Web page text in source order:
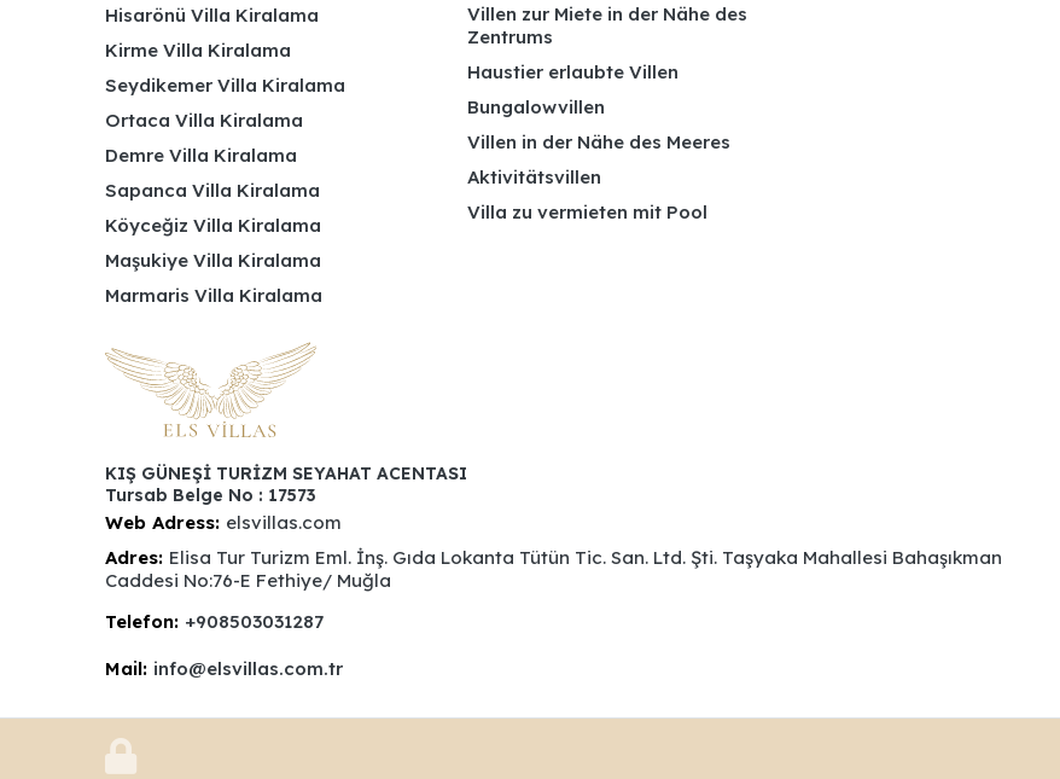
Hisarönü Villa Kiralama
Kirme Villa Kiralama
Seydikemer Villa Kiralama
Ortaca Villa Kiralama
Demre Villa Kiralama
Sapanca Villa Kiralama
Köyceğiz Villa Kiralama
Maşukiye Villa Kiralama
Marmaris Villa Kiralama
Villen zur Miete in der Nähe des
Zentrums
Haustier erlaubte Villen
Bungalowvillen
Villen in der Nähe des Meeres
Aktivitätsvillen
Villa zu vermieten mit Pool
KIŞ GÜNEŞİ TURİZM SEYAHAT ACENTASI
Tursab Belge No : 17573
Web Adress: elsvillas.com
Adres: Elisa Tur Turizm Eml. İnş. Gıda Lokanta Tütün Tic. San. Ltd. Şti. Taşyaka Mahallesi Bahaşıkman
Caddesi No:76-E Fethiye/ Muğla
Telefon: +908503031287
Mail: info@elsvillas.com.tr